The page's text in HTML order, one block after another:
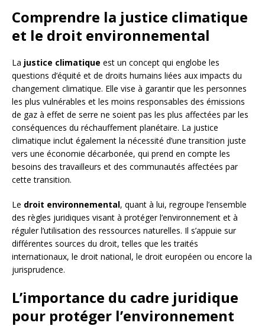
Comprendre la justice climatique
et le droit environnemental
La justice climatique est un concept qui englobe les
questions d’équité et de droits humains liées aux impacts du
changement climatique. Elle vise à garantir que les personnes
les plus vulnérables et les moins responsables des émissions
de gaz à effet de serre ne soient pas les plus affectées par les
conséquences du réchauffement planétaire. La justice
climatique inclut également la nécessité d’une transition juste
vers une économie décarbonée, qui prend en compte les
besoins des travailleurs et des communautés affectées par
cette transition.
Le droit environnemental, quant à lui, regroupe l’ensemble
des règles juridiques visant à protéger l’environnement et à
réguler l’utilisation des ressources naturelles. Il s’appuie sur
différentes sources du droit, telles que les traités
internationaux, le droit national, le droit européen ou encore la
jurisprudence.
L’importance du cadre juridique
pour protéger l’environnement